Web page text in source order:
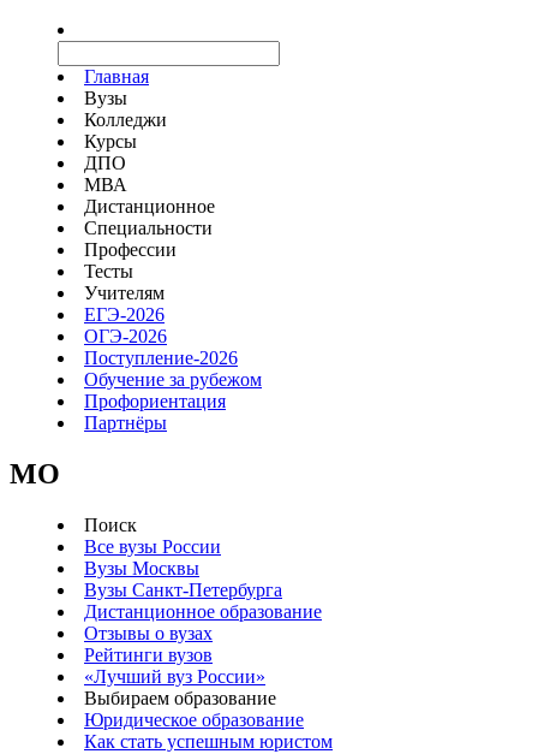
Главная
Вузы
Колледжи
Курсы
ДПО
МВА
Дистанционное
Специальности
Профессии
Тесты
Учителям
ЕГЭ-2026
ОГЭ-2026
Поступление-2026
Обучение за рубежом
Профориентация
Партнёры
MO
Поиск
Все вузы России
Вузы Москвы
Вузы Санкт-Петербурга
Дистанционное образование
Отзывы о вузах
Рейтинги вузов
«Лучший вуз России»
Выбираем образование
Юридическое образование
Как стать успешным юристом